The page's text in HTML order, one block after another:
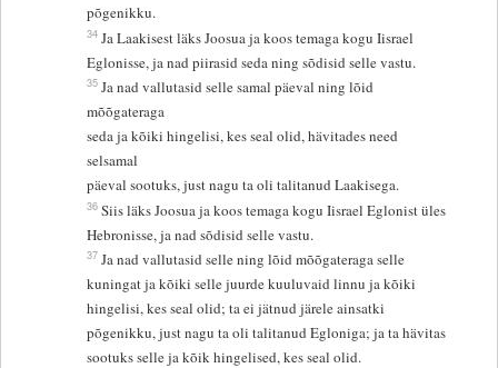
põgenikku.
34 Ja Laakisest läks Joosua ja koos temaga kogu Iisrael
Eglonisse, ja nad piirasid seda ning sõdisid selle vastu.
35 Ja nad vallutasid selle samal päeval ning lõid
mõõgateraga
seda ja kõiki hingelisi, kes seal olid, hävitades need
selsamal
päeval sootuks, just nagu ta oli talitanud Laakisega.
36 Siis läks Joosua ja koos temaga kogu Iisrael Eglonist üles
Hebronisse, ja nad sõdisid selle vastu.
37 Ja nad vallutasid selle ning lõid mõõgateraga selle
kuningat ja kõiki selle juurde kuuluvaid linnu ja kõiki
hingelisi, kes seal olid; ta ei jätnud järele ainsatki
põgenikku, just nagu ta oli talitanud Egloniga; ja ta hävitas
sootuks selle ja kõik hingelised, kes seal olid.